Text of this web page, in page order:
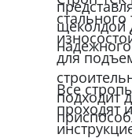
щеколдой
для
подходит
Все
проходят